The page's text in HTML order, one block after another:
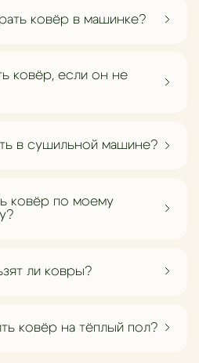
ковёр в машинке?
ковёр, если он не
в сушильной машине?
ковёр по моему
ли ковры?
ковёр на тёплый пол?